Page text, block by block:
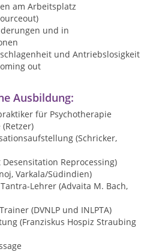
am Arbeitsplatz
und in
und Antriebslosigkeit
out
Ausbildung:
für Psychotherapie
(Schricker,
Desensitation Reprocessing)
Varkala/Südindien)
Lehrer (Advaita M. Bach,
(DVNLP und INLPTA)
(Franziskus Hospiz Straubing